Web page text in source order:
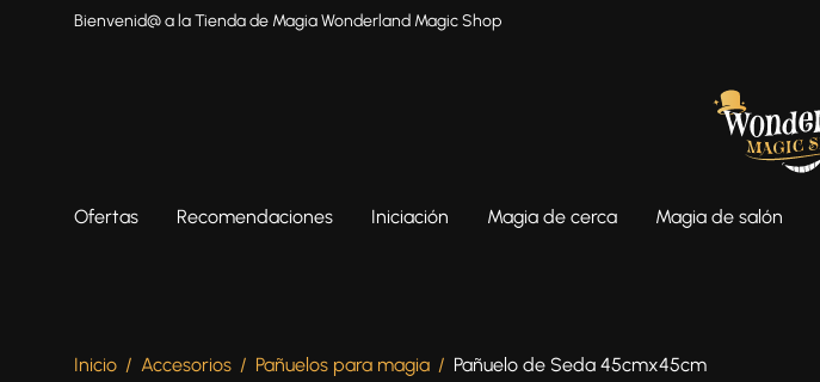
Bienvenid@ a la Tienda de Magia Wonderland Magic Shop
Ofertas Recomendaciones Iniciación Magia de cerca Magia de salón
Inicio / Accesorios / Pañuelos para magia / Pañuelo de Seda 45cmx45cm